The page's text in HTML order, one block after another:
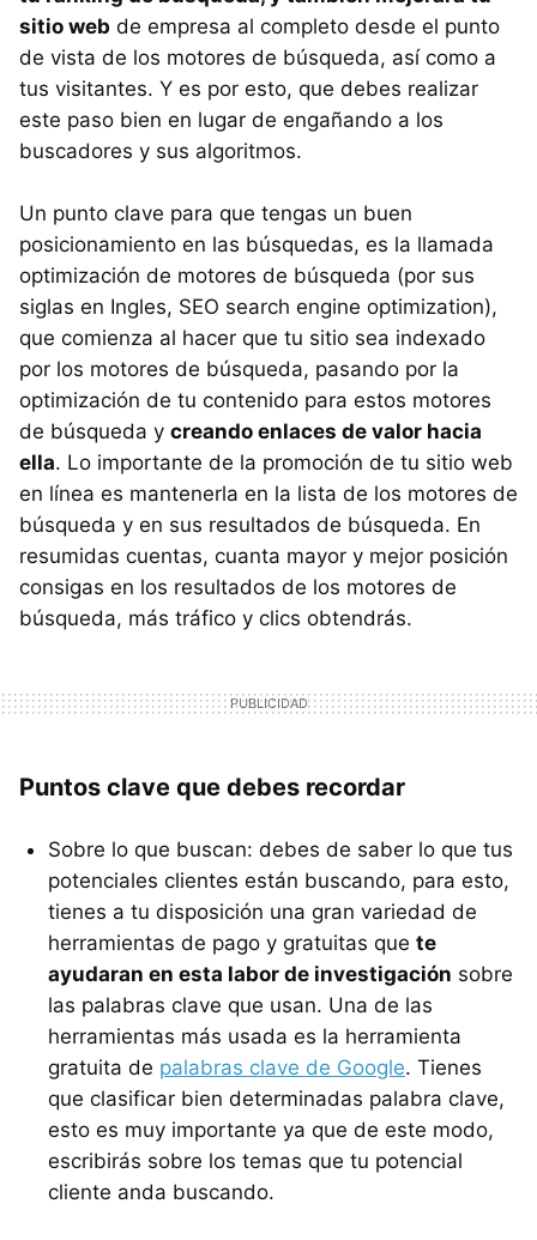
sitio web de empresa al completo desde el punto
de vista de los motores de búsqueda, así como a
tus visitantes. Y es por esto, que debes realizar
este paso bien en lugar de engañando a los
buscadores y sus algoritmos.
Un punto clave para que tengas un buen
posicionamiento en las búsquedas, es la llamada
optimización de motores de búsqueda (por sus
siglas en Ingles, SEO search engine optimization),
que comienza al hacer que tu sitio sea indexado
por los motores de búsqueda, pasando por la
optimización de tu contenido para estos motores
de búsqueda y creando enlaces de valor hacia
ella. Lo importante de la promoción de tu sitio web
en línea es mantenerla en la lista de los motores de
búsqueda y en sus resultados de búsqueda. En
resumidas cuentas, cuanta mayor y mejor posición
consigas en los resultados de los motores de
búsqueda, más tráfico y clics obtendrás.
Puntos clave que debes recordar
Sobre lo que buscan: debes de saber lo que tus
potenciales clientes están buscando, para esto,
tienes a tu disposición una gran variedad de
herramientas de pago y gratuitas que te
ayudaran en esta labor de investigación sobre
las palabras clave que usan. Una de las
herramientas más usada es la herramienta
gratuita de palabras clave de Google. Tienes
que clasificar bien determinadas palabra clave,
esto es muy importante ya que de este modo,
escribirás sobre los temas que tu potencial
cliente anda buscando.